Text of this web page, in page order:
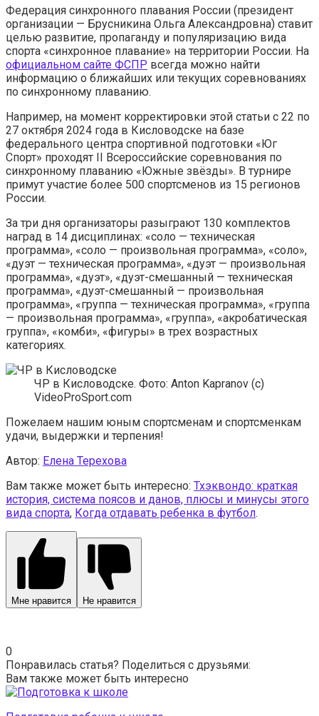
Федерация синхронного плавания России (президент
организации — Брусникина Ольга Александровна) ставит
целью развитие, пропаганду и популяризацию вида
спорта «синхронное плавание» на территории России. На
официальном сайте ФСПР всегда можно найти
информацию о ближайших или текущих соревнованиях
по синхронному плаванию.
Например, на момент корректировки этой статьи с 22 по
27 октября 2024 года в Кисловодске на базе
федерального центра спортивной подготовки «Юг
Спорт» проходят II Всероссийские соревнования по
синхронному плаванию «Южные звёзды». В турнире
примут участие более 500 спортсменов из 15 регионов
России.
За три дня организаторы разыграют 130 комплектов
наград в 14 дисциплинах: «соло — техническая
программа», «соло — произвольная программа», «соло»,
«дуэт — техническая программа», «дуэт — произвольная
программа», «дуэт», «дуэт-смешанный — техническая
программа», «дуэт-смешанный — произвольная
программа», «группа — техническая программа», «группа
— произвольная программа», «группа», «акробатическая
группа», «комби», «фигуры» в трех возрастных
категориях.
ЧР в Кисловодске. Фото: Anton Kapranov (c)
VideoProSport.com
Пожелаем нашим юным спортсменам и спортсменкам
удачи, выдержки и терпения!
Автор: Елена Терехова
Вам также может быть интересно: Тхэквондо: краткая
история, система поясов и данов, плюсы и минусы этого
вида спорта, Когда отдавать ребенка в футбол.
Мне нравится Не нравится
0
Понравилась статья? Поделиться с друзьями:
Вам также может быть интересно